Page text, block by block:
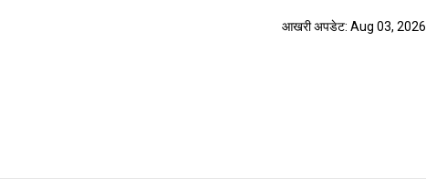
आखरी अपडेट: Aug 03, 2026